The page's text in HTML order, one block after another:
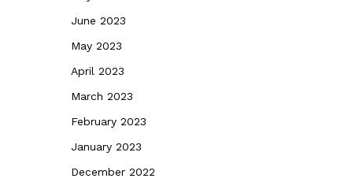
June 2023
May 2023
April 2023
March 2023
February 2023
January 2023
December 2022